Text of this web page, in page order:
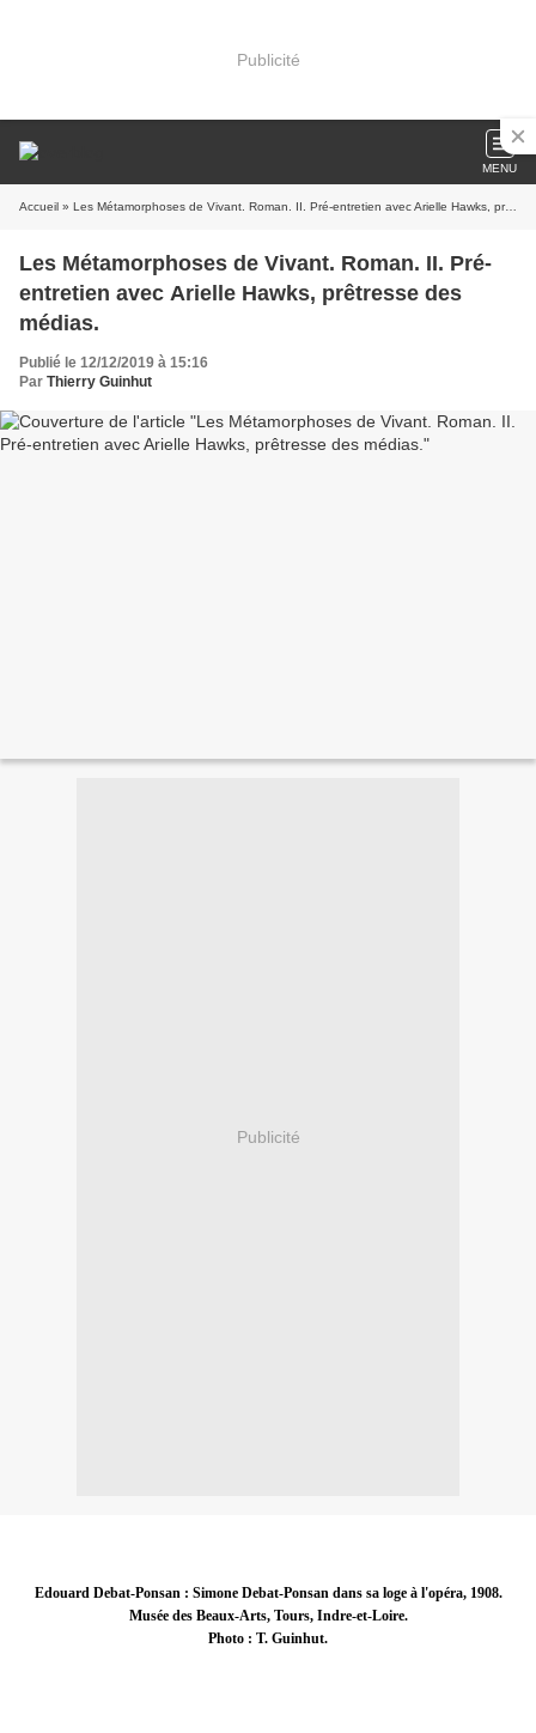
Publicité
MENU
Accueil » Les Métamorphoses de Vivant. Roman. II. Pré-entretien avec Arielle Hawks, prêtresse des médias.
Les Métamorphoses de Vivant. Roman. II. Pré-
entretien avec Arielle Hawks, prêtresse des
médias.
Publié le 12/12/2019 à 15:16
Par Thierry Guinhut
Publicité
Edouard Debat-Ponsan : Simone Debat-Ponsan dans sa loge à l'opéra, 1908.
Musée des Beaux-Arts, Tours, Indre-et-Loire.
Photo : T. Guinhut.